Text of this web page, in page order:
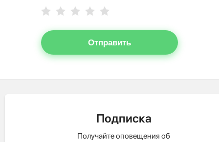
Отправить
Подписка
Получайте оповещения об